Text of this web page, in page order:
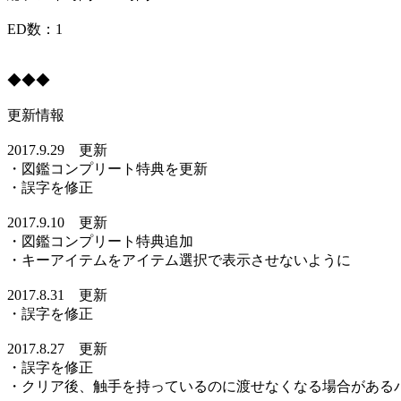
ED数：1
◆◆◆
更新情報
2017.9.29 更新
・図鑑コンプリート特典を更新
・誤字を修正
2017.9.10 更新
・図鑑コンプリート特典追加
・キーアイテムをアイテム選択で表示させないように
2017.8.31 更新
・誤字を修正
2017.8.27 更新
・誤字を修正
・クリア後、触手を持っているのに渡せなくなる場合がある